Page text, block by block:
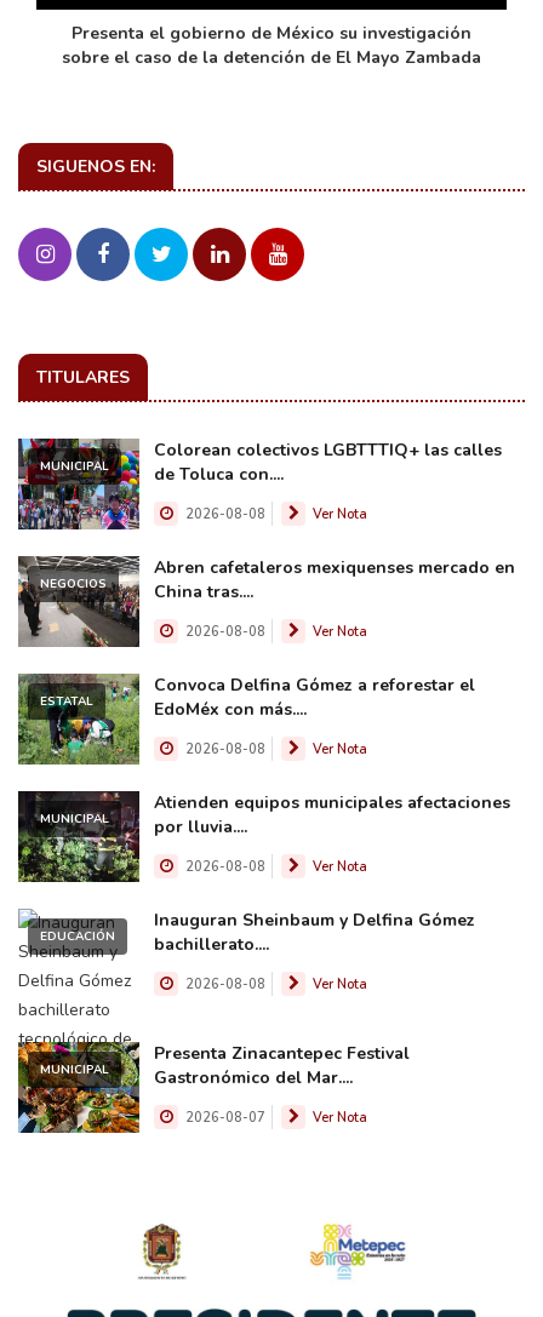
Presenta el gobierno de México su investigación
sobre el caso de la detención de El Mayo Zambada
SIGUENOS EN:
TITULARES
MUNICIPAL
Colorean colectivos LGBTTTIQ+ las calles
de Toluca con....
2026-08-08 Ver Nota
NEGOCIOS
Abren cafetaleros mexiquenses mercado en
China tras....
2026-08-08 Ver Nota
ESTATAL
Convoca Delfina Gómez a reforestar el
EdoMéx con más....
2026-08-08 Ver Nota
MUNICIPAL
Atienden equipos municipales afectaciones
por lluvia....
2026-08-08 Ver Nota
EDUCACIÓN
Inauguran Sheinbaum y Delfina Gómez
bachillerato....
2026-08-08 Ver Nota
MUNICIPAL
Presenta Zinacantepec Festival
Gastronómico del Mar....
2026-08-07 Ver Nota